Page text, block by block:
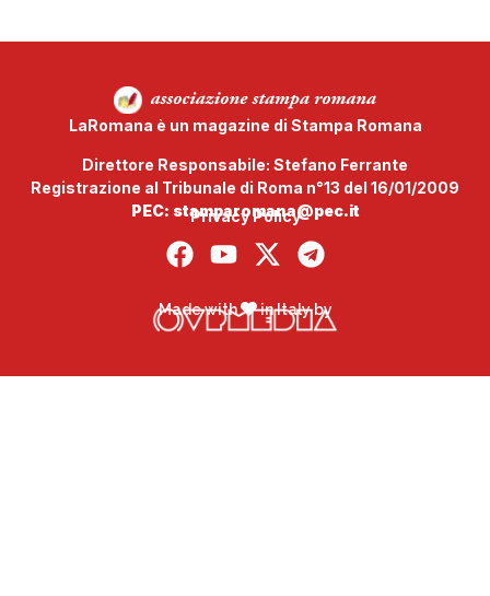
LaRomana è un magazine di Stampa Romana
Direttore Responsabile: Stefano Ferrante
Registrazione al Tribunale di Roma n°13 del 16/01/2009
PEC: stamparomana@pec.it
Privacy Policy
Made with in Italy by